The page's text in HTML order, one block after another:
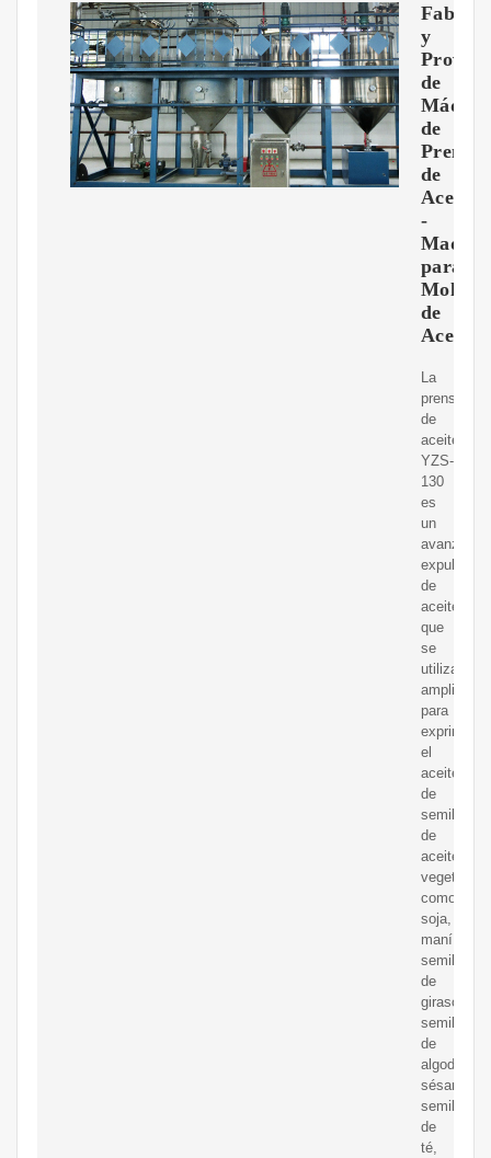
y
de
de
Prensa
de
Aceite
-
para
Molino
de
Aceite
La
prensa
de
aceite
YZS-
130
es
un
avanzado
expulsor
de
aceite
que
se
utiliza
para
exprimir
el
aceite
de
semilla
de
aceite
vegetal,
como
soja,
maní,
semillas
de
girasol,
semillas
de
algodón,
sésamo,
semillas
de
té,